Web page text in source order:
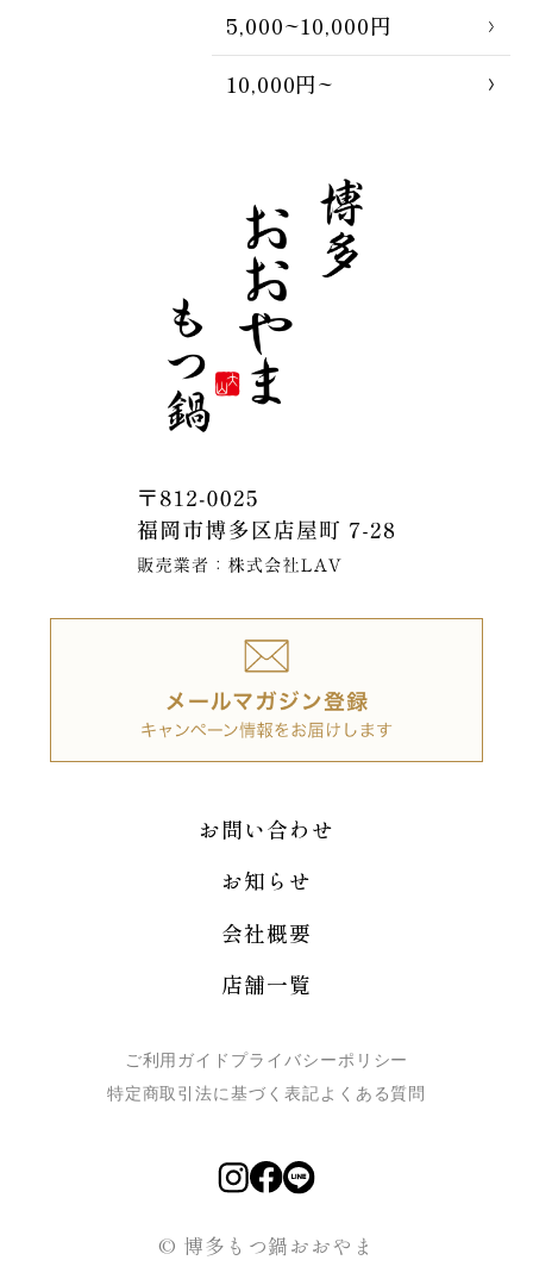
5,000~10,000円
10,000円~
お問い合わせ
お知らせ
会社概要
店舗一覧
ご利用ガイド プライバシーポリシー
特定商取引法に基づく表記よくある質問
© 博多もつ鍋おおやま